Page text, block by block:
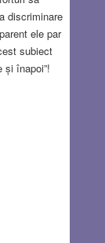
discriminare
ele par
subiect
și înapoi”!